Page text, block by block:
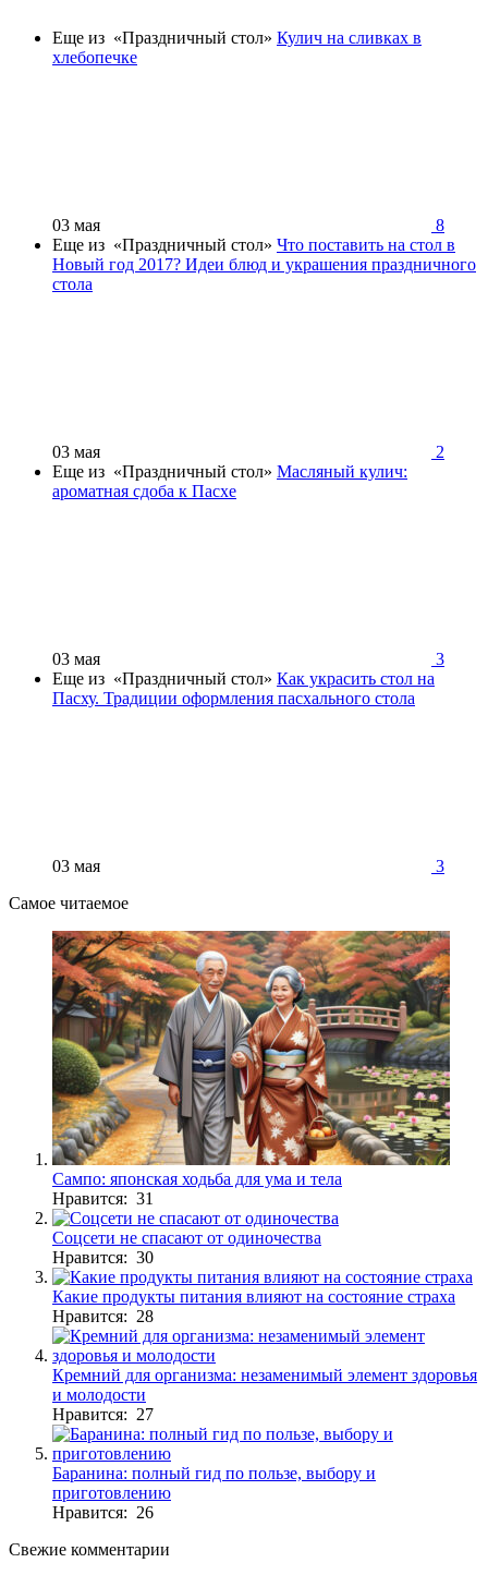
Еще из «Праздничный стол» Кулич на сливках в
хлебопечке
03 мая
8
Еще из «Праздничный стол» Что поставить на стол в
Новый год 2017? Идеи блюд и украшения праздничного
стола
03 мая
2
Еще из «Праздничный стол» Масляный кулич:
ароматная сдоба к Пасхе
03 мая
3
Еще из «Праздничный стол» Как украсить стол на
Пасху. Традиции оформления пасхального стола
03 мая
3
Самое читаемое
Сампо: японская ходьба для ума и тела
Нравится: 31
Соцсети не спасают от одиночества
Нравится: 30
Какие продукты питания влияют на состояние страха
Нравится: 28
Кремний для организма: незаменимый элемент здоровья
и молодости
Нравится: 27
Баранина: полный гид по пользе, выбору и
приготовлению
Нравится: 26
Свежие комментарии